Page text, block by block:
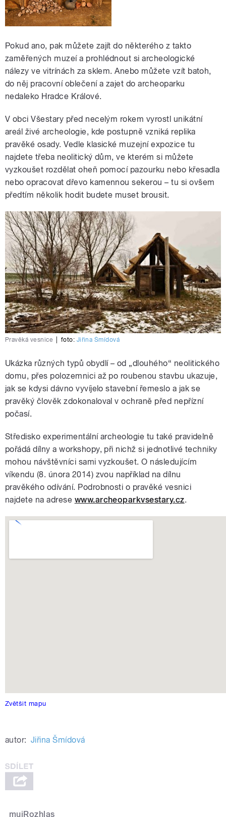
Pokud ano, pak můžete zajít do některého z takto
zaměřených muzeí a prohlédnout si archeologické
nálezy ve vitrínách za sklem. Anebo můžete vzít batoh,
do něj pracovní oblečení a zajet do archeoparku
nedaleko Hradce Králové.
V obci Všestary před necelým rokem vyrostl unikátní
areál živé archeologie, kde postupně vzniká replika
pravěké osady. Vedle klasické muzejní expozice tu
najdete třeba neolitický dům, ve kterém si můžete
vyzkoušet rozdělat oheň pomocí pazourku nebo křesadla
nebo opracovat dřevo kamennou sekerou – tu si ovšem
předtím několik hodit budete muset brousit.
Pravěká vesnice foto: Jiřina Šmídová
Ukázka různých typů obydlí – od „dlouhého“ neolitického
domu, přes polozemnici až po roubenou stavbu ukazuje,
jak se kdysi dávno vyvíjelo stavební řemeslo a jak se
pravěký člověk zdokonaloval v ochraně před nepřízní
počasí.
Středisko experimentální archeologie tu také pravidelně
pořádá dílny a workshopy, při nichž si jednotlivé techniky
mohou návštěvníci sami vyzkoušet. O následujícím
víkendu (8. února 2014) zvou například na dílnu
pravěkého odívání. Podrobnosti o pravěké vesnici
najdete na adrese www.archeoparkvsestary.cz.
Zvětšit mapu
autor: Jiřina Šmídová
mujRozhlas